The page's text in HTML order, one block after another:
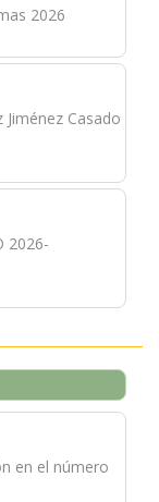
2026
Casado
2026-
en el número